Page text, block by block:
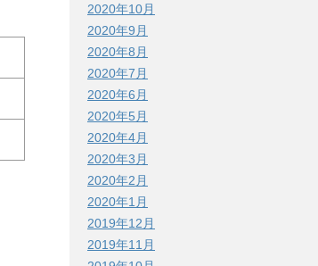
2020年10月
2020年9月
2020年8月
2020年7月
2020年6月
2020年5月
2020年4月
2020年3月
2020年2月
2020年1月
2019年12月
2019年11月